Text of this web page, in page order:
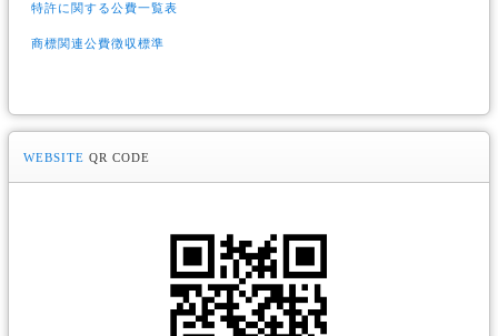
特許に関する公費一覧表
商標関連公費徴収標準
WEBSITE QR CODE